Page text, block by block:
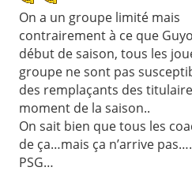
On a un groupe limité mais
contrairement à ce que
début de saison, tous les
groupe ne sont pas
des remplaçants des
moment de la saison..
On sait bien que tous les
de ça…mais ça n’arrive
PSG…